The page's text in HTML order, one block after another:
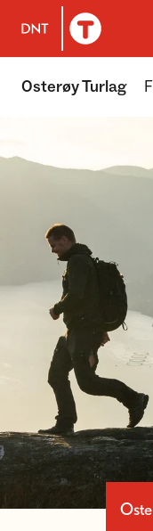
Til DNT.no forside
Osterøy Turlag